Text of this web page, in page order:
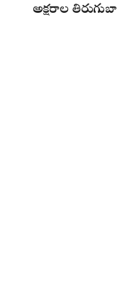
అక్షరాల